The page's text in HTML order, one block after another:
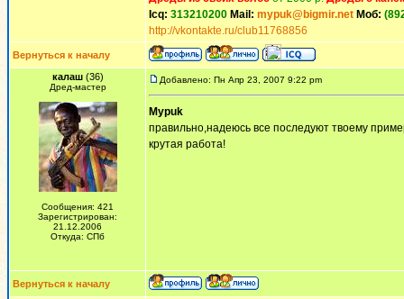
Icq: 313210200 Mail: mypuk@bigmir.net Моб:
http://vkontakte.ru/club11768856
Вернуться к началу
калаш(36)
Дред-мастер
Сообщения: 421
Зарегистрирован:
21.12.2006
Откуда: СПб
Добавлено: Пн Апр 23, 2007 9:22 pm
Mypuk
правильно,надеюсь все последуют твоему
крутая работа!
Вернуться к началу